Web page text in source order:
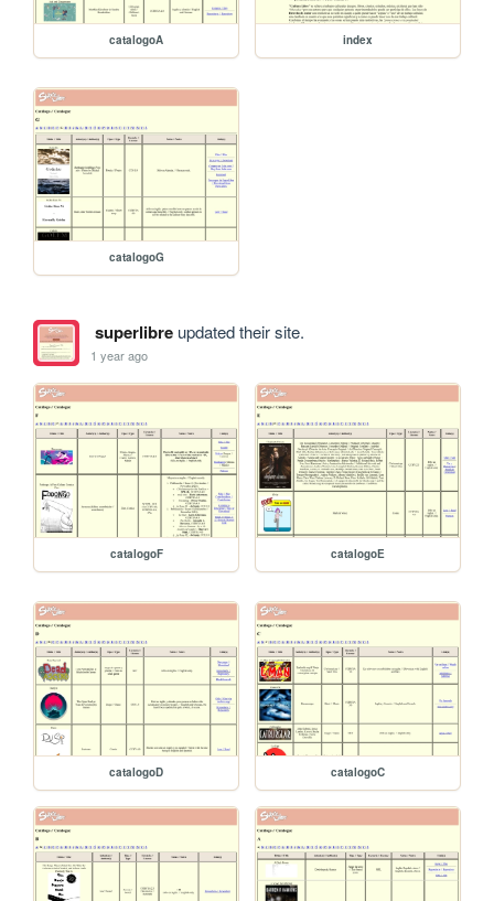
catalogoA index
catalogoG
superlibreupdated their site.
1 year ago
catalogoF catalogoE
catalogoD catalogoC